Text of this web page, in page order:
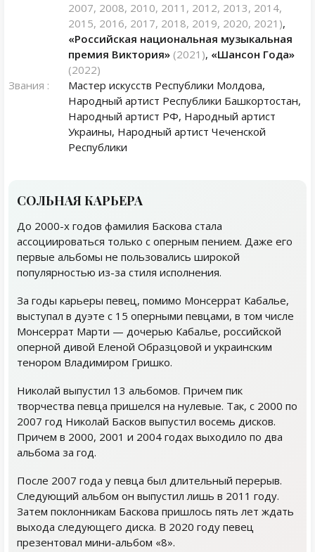
2007, 2008, 2010, 2011, 2012, 2013, 2014,
2015, 2016, 2017, 2018, 2019, 2020, 2021),
«Российская национальная музыкальная
премия Виктория» (2021), «Шансон Года»
(2022)
Звания :
Мастер искусств Республики Молдова,
Народный артист Республики Башкортостан,
Народный артист РФ, Народный артист
Украины, Народный артист Чеченской
Республики
СОЛЬНАЯ КАРЬЕРА
До 2000-х годов фамилия Баскова стала
ассоциироваться только с оперным пением. Даже его
первые альбомы не пользовались широкой
популярностью из-за стиля исполнения.
За годы карьеры певец, помимо Монсеррат Кабалье,
выступал в дуэте с 15 оперными певцами, в том числе
Монсеррат Марти — дочерью Кабалье, российской
оперной дивой Еленой Образцовой и украинским
тенором Владимиром Гришко.
Николай выпустил 13 альбомов. Причем пик
творчества певца пришелся на нулевые. Так, с 2000 по
2007 год Николай Басков выпустил восемь дисков.
Причем в 2000, 2001 и 2004 годах выходило по два
альбома за год.
После 2007 года у певца был длительный перерыв.
Следующий альбом он выпустил лишь в 2011 году.
Затем поклонникам Баскова пришлось пять лет ждать
выхода следующего диска. В 2020 году певец
презентовал мини-альбом «8».